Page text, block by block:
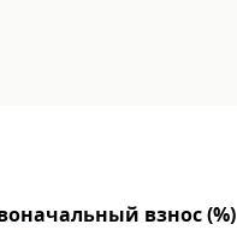
взнос (%)